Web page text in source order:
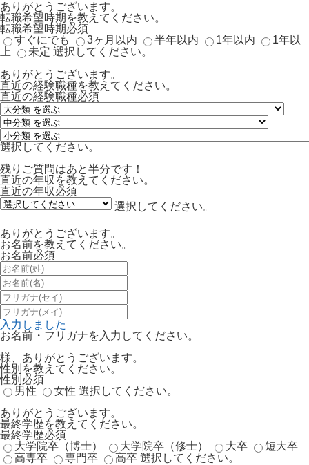
ありがとうございます。
転職希望時期を教えてください。
転職希望時期必須
すぐにでも
3ヶ月以内 半年以内 1年以内
1年以
上
未定 選択してください。
ありがとうございます。
直近の経験職種を教えてください。
直近の経験職種必須
選択してください。
残りご質問はあと半分です！
直近の年収を教えてください。
直近の年収必須
選択してください。
ありがとうございます。
お名前を教えてください。
お名前必須
入力しました
お名前・フリガナを入力してください。
様、ありがとうございます。
性別を教えてください。
性別 必須
男性
女性 選択してください。
ありがとうございます。
最終学歴を教えてください。
最終学歴必須
大学院卒（博士）
大学院卒（修士） 大卒
短大卒
高専卒
専門卒 高卒 選択してください。